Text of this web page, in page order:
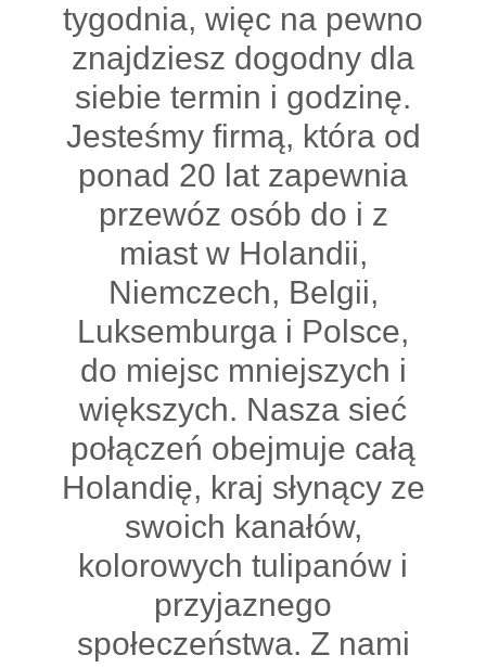
tygodnia, więc na pewno
znajdziesz dogodny dla
siebie termin i godzinę.
Jesteśmy firmą, która od
ponad 20 lat zapewnia
przewóz osób do i z
miast w Holandii,
Niemczech, Belgii,
Luksemburga i Polsce,
do miejsc mniejszych i
większych. Nasza sieć
połączeń obejmuje całą
Holandię, kraj słynący ze
swoich kanałów,
kolorowych tulipanów i
przyjaznego
społeczeństwa. Z nami